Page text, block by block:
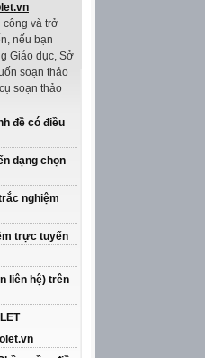
công và trở
nếu bạn
Giáo dục, Sở
soạn thảo
soạn thảo
đề có điều
dạng chọn
nghiệm
trực tuyến
liên hệ) trên